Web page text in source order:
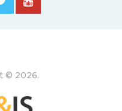
© 2026.